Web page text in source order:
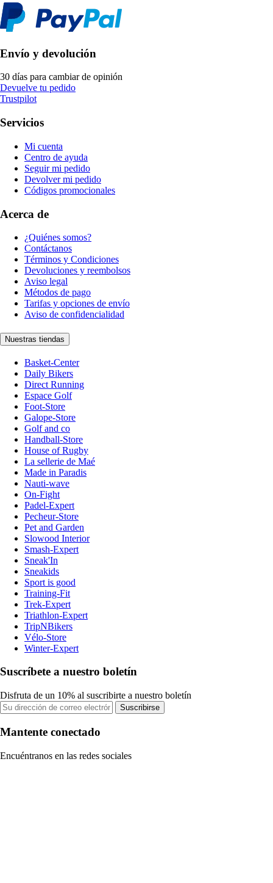
Envío y devolución
30 días para cambiar de opinión
Devuelve tu pedido
Trustpilot
Servicios
Mi cuenta
Centro de ayuda
Seguir mi pedido
Devolver mi pedido
Códigos promocionales
Acerca de
¿Quiénes somos?
Contáctanos
Términos y Condiciones
Devoluciones y reembolsos
Aviso legal
Métodos de pago
Tarifas y opciones de envío
Aviso de confidencialidad
Nuestras tiendas
Basket-Center
Daily Bikers
Direct Running
Espace Golf
Foot-Store
Galope-Store
Golf and co
Handball-Store
House of Rugby
La sellerie de Maé
Made in Paradis
Nauti-wave
On-Fight
Padel-Expert
Pecheur-Store
Pet and Garden
Slowood Interior
Smash-Expert
Sneak'In
Sneakids
Sport is good
Training-Fit
Trek-Expert
Triathlon-Expert
TripNBikers
Vélo-Store
Winter-Expert
Suscríbete a nuestro boletín
Disfruta de un 10% al suscribirte a nuestro boletín
Suscribirse
Mantente conectado
Encuéntranos en las redes sociales